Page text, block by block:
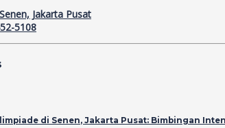
Jakarta Pusat
5108
di Senen, Jakarta Pusat: Bimbingan